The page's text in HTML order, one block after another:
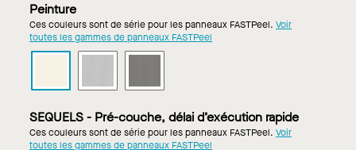
Peinture
Ces couleurs sont de série pour les panneaux FASTPeel. Voir
toutes les gammes de panneaux FASTPeel
Lames
dans
Blanc
antique
Lames
Argent
intense
Lames
dans
Gris
foncé
SEQUELS - Pré-couche, délai d’exécution rapide
Ces couleurs sont de série pour les panneaux FASTPeel. Voir
toutes les gammes de panneaux FASTPeel